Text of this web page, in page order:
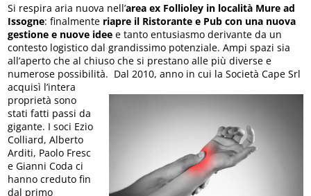
Si respira aria nuova nell’area ex Follioley in località Mure ad
Issogne: finalmente riapre il Ristorante e Pub con una nuova
gestione e nuove idee e tanto entusiasmo derivante da un
contesto logistico dal grandissimo potenziale. Ampi spazi sia
all’aperto che al chiuso che si prestano alle più diverse e
numerose possibilità. Dal 2010, anno in cui la Società Cape Srl
acquisì l’intera
proprietà sono
stati fatti passi da
gigante. I soci Ezio
Colliard, Alberto
Arditi, Paolo Fresc
e Gianni Coda ci
hanno creduto fin
dal primo